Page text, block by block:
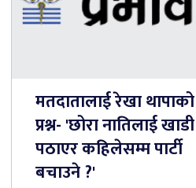
मतदातालाई रेखा थापाको
प्रश्न- 'छोरा नातिलाई खाडी
पठाएर कहिलेसम्म पार्टी
बचाउने ?'